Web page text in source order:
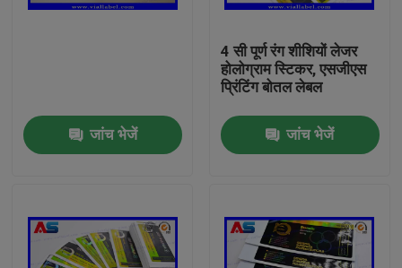
घर
हमारे बारे में
जांच भेजें
4 सी पूर्ण रंग शीशियों लेजर
होलोग्राम स्टिकर, एसजीएस
प्रिंटिंग बोतल लेबल
जांच भेजें